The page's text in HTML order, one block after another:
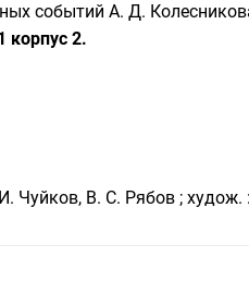
событий А. Д.
корпус 2.
Чуйков, В. С. Рябов ; худож.